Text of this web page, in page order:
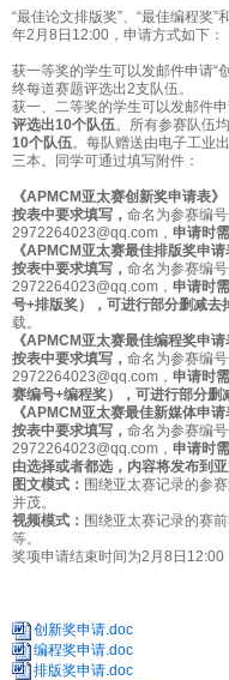
“最佳论文排版奖”、“最佳编程奖
年2月8日12:00，申请方式如下：
获一等奖的学生可以发邮件申请“
终每道赛题评选出2支队伍。
获一、二等奖的学生可以发邮件申
评选出10个队伍。所有参赛队伍
10个队伍。每队赠送由电子工业
三本。同学可通过填写附件：
《APMCM亚太赛创新奖申请表》
按表中要求填写， 命名为参赛编
2972264023@qq.com， 申请时
《APMCM亚太赛最佳排版奖申请
按表中要求填写， 命名为参赛编
2972264023@qq.com， 申请时
号+排版奖），可进行部分删减去
载。
《APMCM亚太赛最佳编程奖申请
按表中要求填写， 命名为参赛编
2972264023@qq.com， 申请时
赛编号+编程奖），可进行部分删
《APMCM亚太赛最佳新媒体申请
按表中要求填写， 命名为参赛编
2972264023@qq.com， 申请时
由选择或者都选，内容将发布到
图文模式： 围绕亚太赛记录的参
并茂。
视频模式： 围绕亚太赛记录的赛
等。
奖项申请结束时间为2月8日12:00
创新奖申请.doc
编程奖申请.doc
排版奖申请.doc